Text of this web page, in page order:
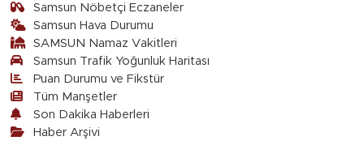
Samsun Nöbetçi Eczaneler
Samsun Hava Durumu
SAMSUN Namaz Vakitleri
Samsun Trafik Yoğunluk Haritası
Puan Durumu ve Fikstür
Tüm Manşetler
Son Dakika Haberleri
Haber Arşivi